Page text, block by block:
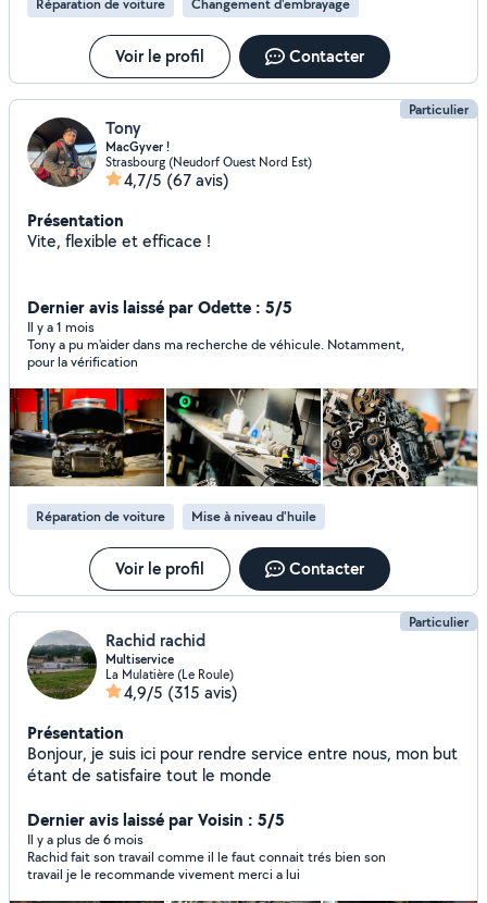
Réparation de voiture Changement d'embrayage
Voir le profil Contacter
Particulier
Tony
MacGyver !
Strasbourg (Neudorf Ouest Nord Est)
4,7/5 (67 avis)
Présentation
Vite, flexible et efficace !
Dernier avis laissé par Odette : 5/5
Il y a 1 mois
Tony a pu m'aider dans ma recherche de véhicule. Notamment,
pour la vérification
Réparation de voiture Mise à niveau d'huile
Voir le profil Contacter
Particulier
Rachid rachid
Multiservice
La Mulatière (Le Roule)
4,9/5 (315 avis)
Présentation
Bonjour, je suis ici pour rendre service entre nous, mon but
étant de satisfaire tout le monde
Dernier avis laissé par Voisin : 5/5
Il y a plus de 6 mois
Rachid fait son travail comme il le faut connait trés bien son
travail je le recommande vivement merci a lui